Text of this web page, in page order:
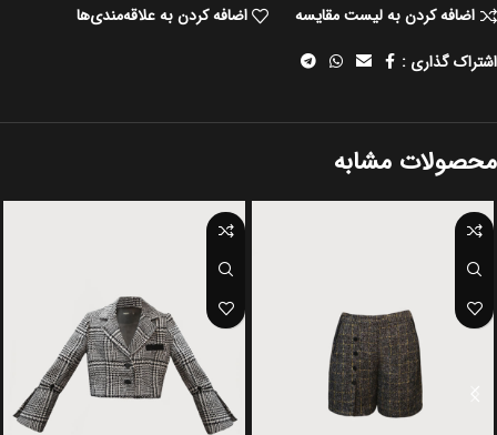
اضافه کردن به لیست مقایسه
اضافه کردن به علاقه‌مندی‌ها
اشتراک گذاری :
محصولات مشابه